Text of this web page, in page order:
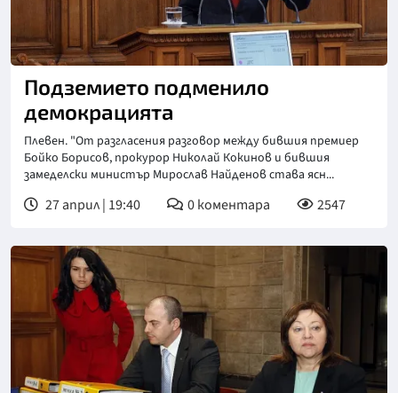
Подземието подменило
демокрацията
Плевен. "От разгласения разговор между бившия премиер
Бойко Борисов, прокурор Николай Кокинов и бившия
замеделски министър Мирослав Найденов става ясн...
27 април | 19:40 0коментара 2547